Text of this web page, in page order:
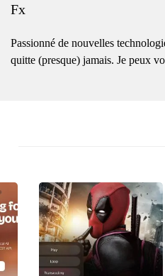
Fx
Passionné de nouvelles
quitte (presque) jamais. Je peux